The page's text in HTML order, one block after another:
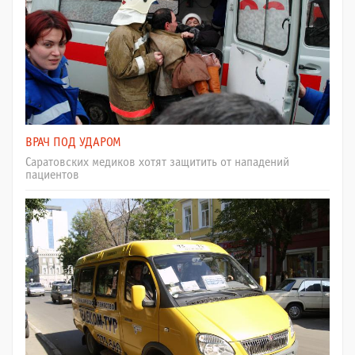
ВРАЧ ПОД УДАРОМ
Саратовских медиков хотят защитить от нападений
пациентов